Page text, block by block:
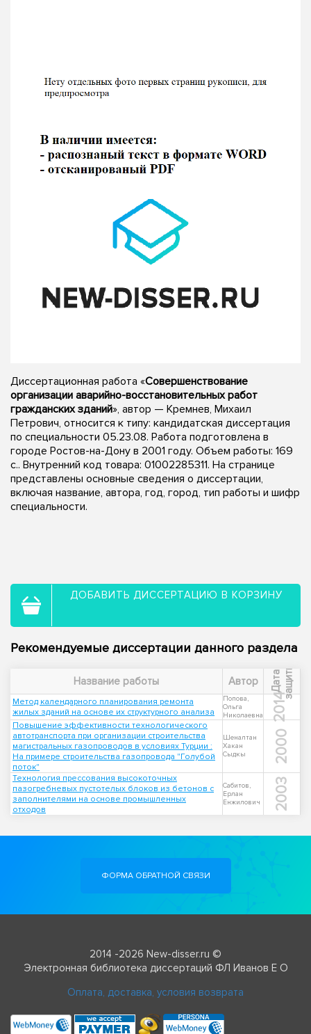
Диссертационная работа «Совершенствование
организации аварийно-восстановительных работ
гражданских зданий», автор — Кремнев, Михаил
Петрович, относится к типу: кандидатская диссертация
по специальности 05.23.08. Работа подготовлена в
городе Ростов-на-Дону в 2001 году. Объем работы: 169
с.. Внутренний код товара: 01002285311. На странице
представлены основные сведения о диссертации,
включая название, автора, год, город, тип работы и шифр
специальности.
ДОБАВИТЬ ДИССЕРТАЦИЮ В КОРЗИНУ
Рекомендуемые диссертации данного раздела
Название работы Автор Д
а
т
а
з
а
щ
и
т ы
Метод календарного планирования ремонта
жилых зданий на основе их структурного анализа
Попова,
Ольга
Николаевна
2014
Повышение эффективности технологического
автотранспорта при организации строительства
магистральных газопроводов в условиях Турции :
На примере строительства газопровода "Голубой
поток"
Шеналтан
Хакан
Сыдкы
2000
Технология прессования высокоточных
пазогребневых пустотелых блоков из бетонов с
заполнителями на основе промышленных
отходов
Сабитов,
Ерлан
Енжилович
2003
ФОРМА ОБРАТНОЙ СВЯЗИ
2014 -2026 New-disser.ru ©
Электронная библиотека диссертаций ФЛ Иванов Е О
Оплата, доставка, условия возврата